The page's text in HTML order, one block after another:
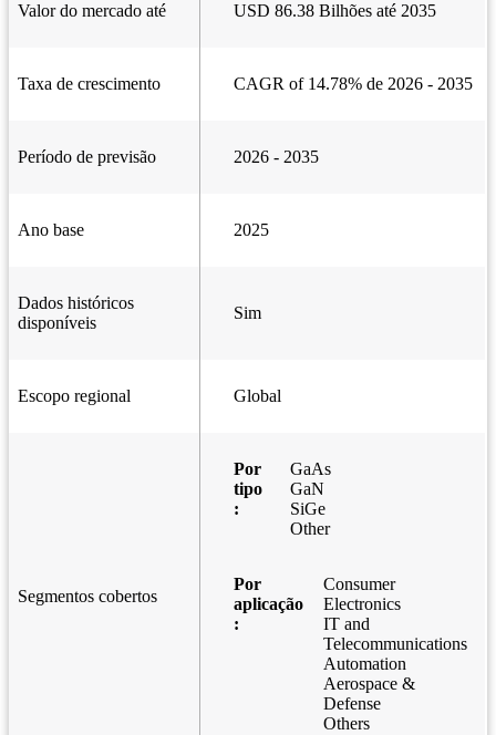
Valor do mercado até USD 86.38 Bilhões até 2035
Taxa de crescimento CAGR of 14.78% de 2026 - 2035
Período de previsão 2026 - 2035
Ano base 2025
Dados históricos
disponíveis
Sim
Escopo regional Global
Segmentos cobertos
Por
tipo
:
GaAs
GaN
SiGe
Other
Por
aplicação
:
Consumer
Electronics
IT and
Telecommunications
Automation
Aerospace &
Defense
Others